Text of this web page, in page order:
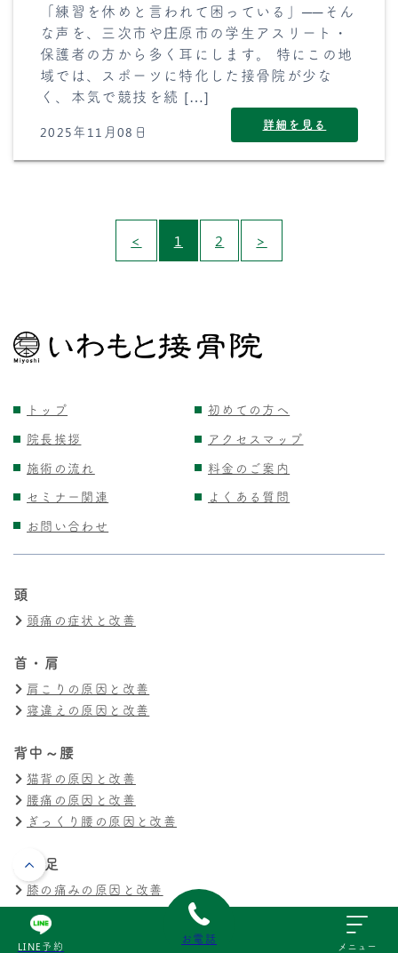
LINE予約
お電話
メニュー
「練習を休めと言われて困っている」──そん
な声を、三次市や庄原市の学生アスリート・
保護者の方から多く耳にします。 特にこの地
域では、スポーツに特化した接骨院が少な
く、本気で競技を続 […]
2025年11月08日 詳細を見る
< 1 2 >
トップ
初めての方へ
院長挨拶
アクセスマップ
施術の流れ
料金のご案内
セミナー関連
よくある質問
お問い合わせ
頭
頭痛の症状と改善
首・肩
肩こりの原因と改善
寝違えの原因と改善
背中～腰
猫背の原因と改善
腰痛の原因と改善
ぎっくり腰の原因と改善
膝・足
膝の痛みの原因と改善
交通事故